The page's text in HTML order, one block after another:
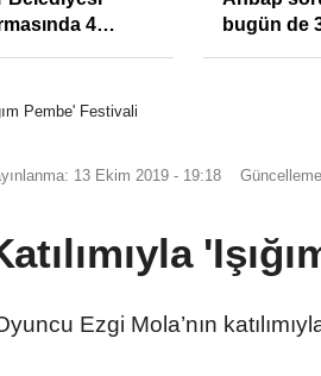
4
bugün de
Pembe' Festivali
13 Ekim 2019 - 19:18
Ezgi Mola’nın